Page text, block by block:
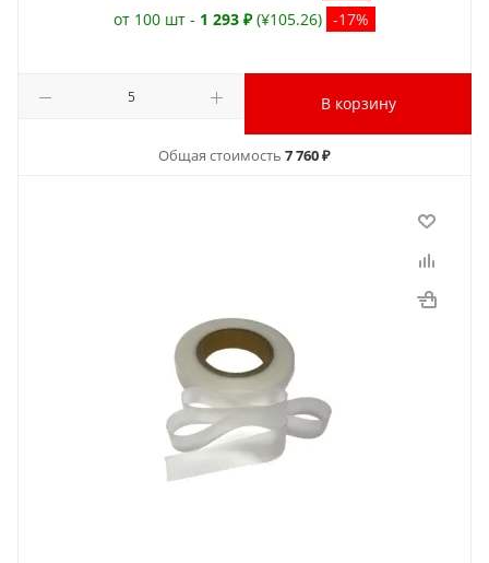
от 100 шт - 1 293 ₽ (¥105.26) -17%
В корзину
Общая стоимость 7 760 ₽